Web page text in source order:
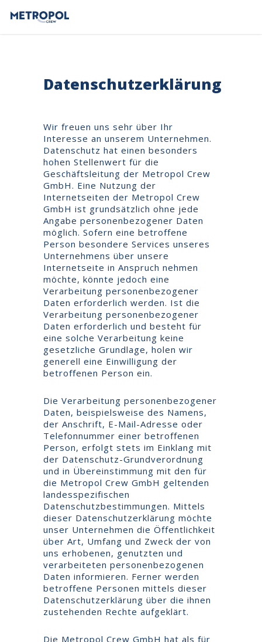
Datenschutzerklärung
Wir freuen uns sehr über Ihr
Interesse an unserem Unternehmen.
Datenschutz hat einen besonders
hohen Stellenwert für die
Geschäftsleitung der Metropol Crew
GmbH. Eine Nutzung der
Internetseiten der Metropol Crew
GmbH ist grundsätzlich ohne jede
Angabe personenbezogener Daten
möglich. Sofern eine betroffene
Person besondere Services unseres
Unternehmens über unsere
Internetseite in Anspruch nehmen
möchte, könnte jedoch eine
Verarbeitung personenbezogener
Daten erforderlich werden. Ist die
Verarbeitung personenbezogener
Daten erforderlich und besteht für
eine solche Verarbeitung keine
gesetzliche Grundlage, holen wir
generell eine Einwilligung der
betroffenen Person ein.
Die Verarbeitung personenbezogener
Daten, beispielsweise des Namens,
der Anschrift, E-Mail-Adresse oder
Telefonnummer einer betroffenen
Person, erfolgt stets im Einklang mit
der Datenschutz-Grundverordnung
und in Übereinstimmung mit den für
die Metropol Crew GmbH geltenden
landesspezifischen
Datenschutzbestimmungen. Mittels
dieser Datenschutzerklärung möchte
unser Unternehmen die Öffentlichkeit
über Art, Umfang und Zweck der von
uns erhobenen, genutzten und
verarbeiteten personenbezogenen
Daten informieren. Ferner werden
betroffene Personen mittels dieser
Datenschutzerklärung über die ihnen
zustehenden Rechte aufgeklärt.
Die Metropol Crew GmbH hat als für